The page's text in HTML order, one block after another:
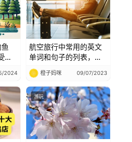
大
2024
航空旅行中常用的英文
单词和句子的列表，坐
飞机会用到的英文单词
和句子全集
橙子妈咪 09/07/2023
游玩